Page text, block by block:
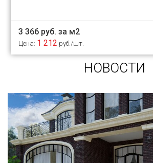
3 366 руб. за м2
Цена: 1 212 руб./шт.
НОВОСТИ
Сегодня «клинкером» называют
и напольную плитку и ступени
угловые) для облицовки
плитку и другие материалы
для экстерьерной отделки